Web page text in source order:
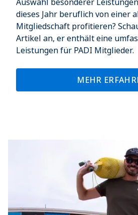
dieses Jahr beruflich von einer
Mitgliedschaft profitieren?
Artikel an, er enthält eine
Leistungen für PADI Mitglieder.
MEHR